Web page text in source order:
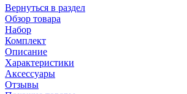
Вернуться в раздел
Обзор товара
Набор
Комплект
Описание
Характеристики
Аксессуары
Отзывы